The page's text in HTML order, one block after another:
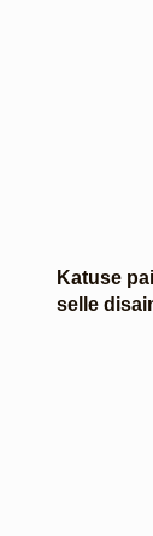
Katuse
selle